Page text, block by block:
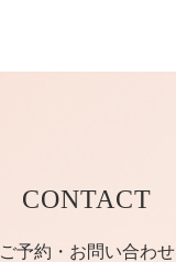
CONTACT
ご予約・お問い合わせ